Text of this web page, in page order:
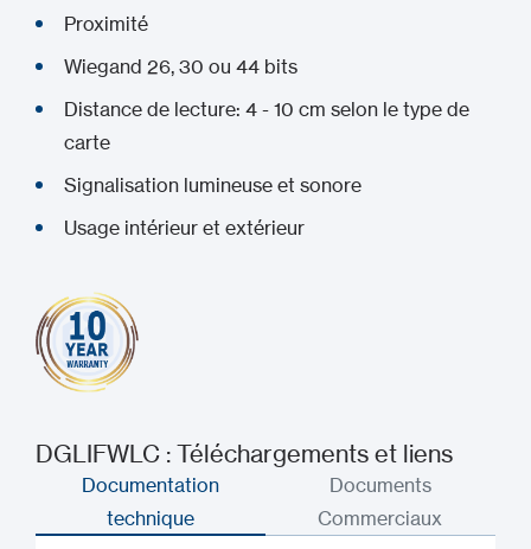
Proximité
Wiegand 26, 30 ou 44 bits
Distance de lecture: 4 - 10 cm selon le type de
carte
Signalisation lumineuse et sonore
Usage intérieur et extérieur
DGLIFWLC : Téléchargements et liens
Documentation
technique
Documents
Commerciaux